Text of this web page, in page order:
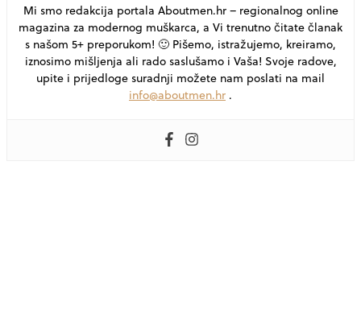
Mi smo redakcija portala Aboutmen.hr – regionalnog online
magazina za modernog muškarca, a Vi trenutno čitate članak
s našom 5+ preporukom! 🙂 Pišemo, istražujemo, kreiramo,
iznosimo mišljenja ali rado saslušamo i Vaša! Svoje radove,
upite i prijedloge suradnji možete nam poslati na mail
info@aboutmen.hr .